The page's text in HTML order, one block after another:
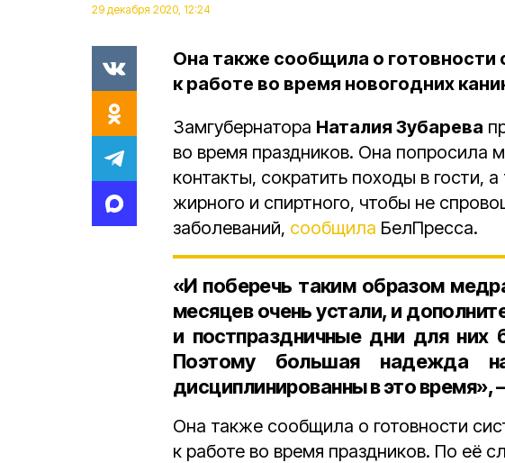
29 декабря 2020, 12:24
Она также сообщила о готовности
к работе во время новогодних
Замгубернатора Наталия Зубарева
во время праздников. Она попросила
контакты, сократить походы в гости,
жирного и спиртного, чтобы не
заболеваний, сообщила БелПресса.
«И поберечь таким образом
месяцев очень устали, и
и постпраздничные дни для них
Поэтому большая
дисциплинированны в это время»,
Она также сообщила о готовности
к работе во время праздников. По её